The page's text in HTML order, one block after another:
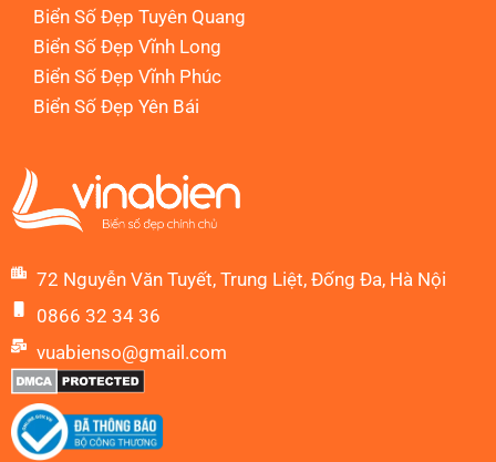
Biển Số Đẹp Tuyên Quang
Biển Số Đẹp Vĩnh Long
Biển Số Đẹp Vĩnh Phúc
Biển Số Đẹp Yên Bái
72 Nguyễn Văn Tuyết, Trung Liệt, Đống Đa, Hà Nội
0866 32 34 36
vuabienso@gmail.com